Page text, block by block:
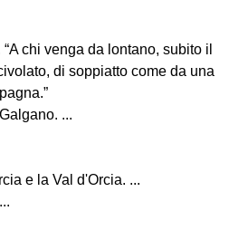
chi venga da lontano, subito il
di soppiatto come da una
...
e la Val d'Orcia. ...